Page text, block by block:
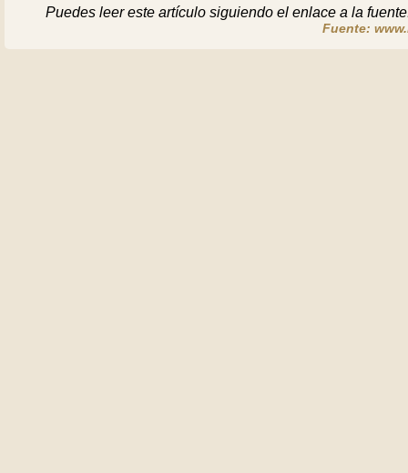
Puedes leer este artículo siguiendo el enlace a la
Fuente: